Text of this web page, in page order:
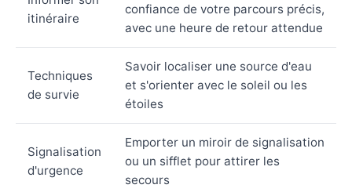
itinéraire
confiance de votre parcours précis,
avec une heure de retour attendue
Techniques
de survie
Savoir localiser une source d'eau
et s'orienter avec le soleil ou les
étoiles
Signalisation
d'urgence
Emporter un miroir de signalisation
ou un sifflet pour attirer les
secours